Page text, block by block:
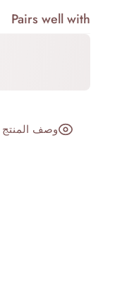
Pairs well with
وصف المنتج